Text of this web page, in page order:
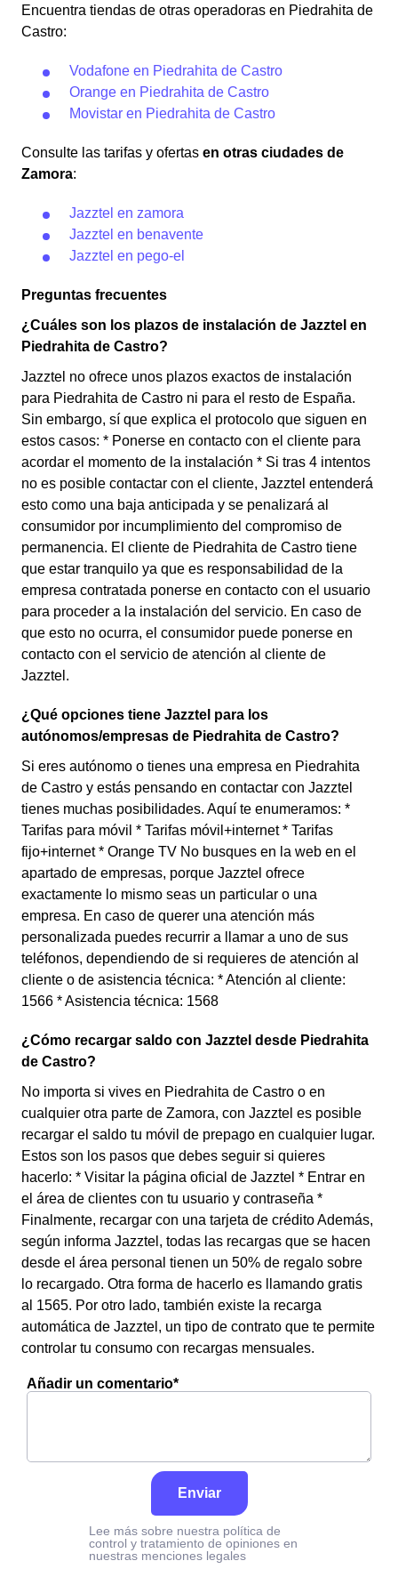
Encuentra tiendas de otras operadoras en Piedrahita de
Castro:
Vodafone en Piedrahita de Castro
Orange en Piedrahita de Castro
Movistar en Piedrahita de Castro
Consulte las tarifas y ofertas en otras ciudades de
Zamora:
Jazztel en zamora
Jazztel en benavente
Jazztel en pego-el
Preguntas frecuentes
¿Cuáles son los plazos de instalación de Jazztel en
Piedrahita de Castro?
Jazztel no ofrece unos plazos exactos de instalación
para Piedrahita de Castro ni para el resto de España.
Sin embargo, sí que explica el protocolo que siguen en
estos casos: * Ponerse en contacto con el cliente para
acordar el momento de la instalación * Si tras 4 intentos
no es posible contactar con el cliente, Jazztel entenderá
esto como una baja anticipada y se penalizará al
consumidor por incumplimiento del compromiso de
permanencia. El cliente de Piedrahita de Castro tiene
que estar tranquilo ya que es responsabilidad de la
empresa contratada ponerse en contacto con el usuario
para proceder a la instalación del servicio. En caso de
que esto no ocurra, el consumidor puede ponerse en
contacto con el servicio de atención al cliente de
Jazztel.
¿Qué opciones tiene Jazztel para los
autónomos/empresas de Piedrahita de Castro?
Si eres autónomo o tienes una empresa en Piedrahita
de Castro y estás pensando en contactar con Jazztel
tienes muchas posibilidades. Aquí te enumeramos: *
Tarifas para móvil * Tarifas móvil+internet * Tarifas
fijo+internet * Orange TV No busques en la web en el
apartado de empresas, porque Jazztel ofrece
exactamente lo mismo seas un particular o una
empresa. En caso de querer una atención más
personalizada puedes recurrir a llamar a uno de sus
teléfonos, dependiendo de si requieres de atención al
cliente o de asistencia técnica: * Atención al cliente:
1566 * Asistencia técnica: 1568
¿Cómo recargar saldo con Jazztel desde Piedrahita
de Castro?
No importa si vives en Piedrahita de Castro o en
cualquier otra parte de Zamora, con Jazztel es posible
recargar el saldo tu móvil de prepago en cualquier lugar.
Estos son los pasos que debes seguir si quieres
hacerlo: * Visitar la página oficial de Jazztel * Entrar en
el área de clientes con tu usuario y contraseña *
Finalmente, recargar con una tarjeta de crédito Además,
según informa Jazztel, todas las recargas que se hacen
desde el área personal tienen un 50% de regalo sobre
lo recargado. Otra forma de hacerlo es llamando gratis
al 1565. Por otro lado, también existe la recarga
automática de Jazztel, un tipo de contrato que te permite
controlar tu consumo con recargas mensuales.
Añadir un comentario*
Enviar
Lee más sobre nuestra política de
control y tratamiento de opiniones en
nuestras menciones legales